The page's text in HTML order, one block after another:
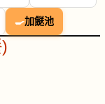
🍳加餸池